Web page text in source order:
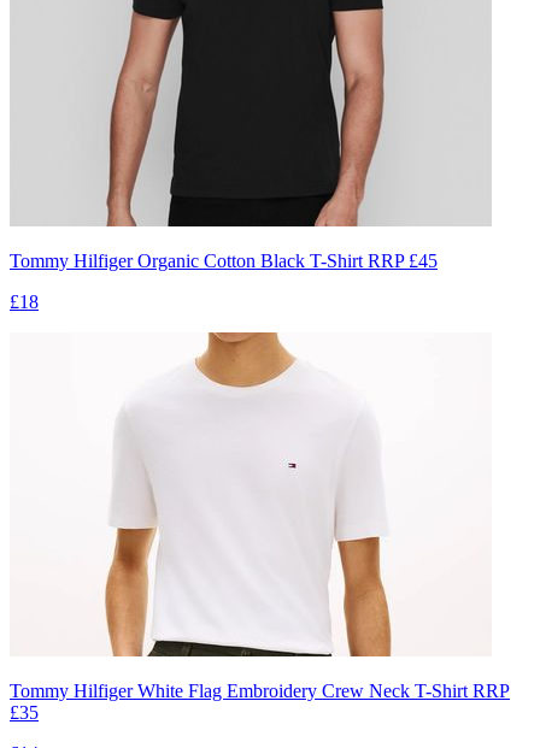
Tommy Hilfiger Organic Cotton Black T-Shirt RRP £45
£18
Tommy Hilfiger White Flag Embroidery Crew Neck T-Shirt RRP
£35